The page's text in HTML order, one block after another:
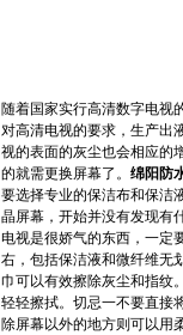
随着国家实行高清数字电视
对高清电视的要求，生产出
视的表面的灰尘也会相应的
的就需更换屏幕了。 绵阳防
要选择专业的保洁布和保洁
晶屏幕，开始并没有发现有
电视是很娇气的东西，一定
右，包括保洁液和微纤维无
巾可以有效擦除灰尘和指纹
轻轻擦拭。切忌一不要直接
除屏幕以外的地方则可以用